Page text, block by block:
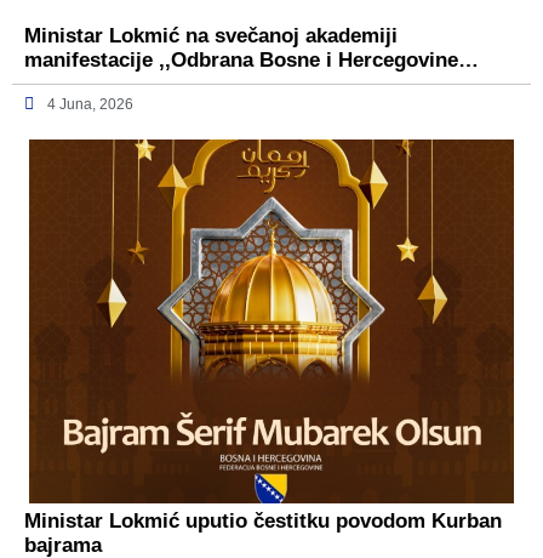
Ministar Lokmić na svečanoj akademiji
manifestacije ,,Odbrana Bosne i Hercegovine…
4 Juna, 2026
Ministar Lokmić uputio čestitku povodom Kurban
bajrama